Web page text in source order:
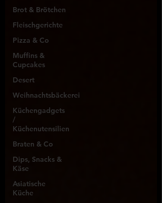
Brot & Brötchen
Fleischgerichte
Pizza & Co
Muffins &
Cupcakes
Desert
Weihnachtsbäckerei
Küchengadgets
/
Küchenutensilien
Braten & Co
Dips, Snacks &
Käse
Asiatische
Küche